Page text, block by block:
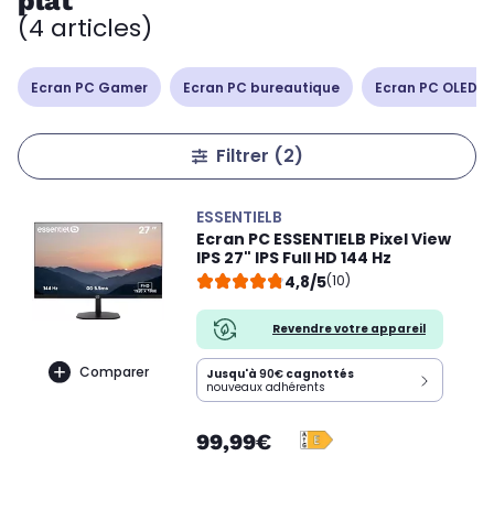
(4 articles)
Ecran PC Gamer Ecran PC bureautique Ecran PC OLED /
Filtrer (2)
Comparer
ESSENTIELB
Ecran PC ESSENTIELB Pixel View
IPS 27" IPS Full HD 144 Hz
4,8/5(10)
Revendre votre appareil
Jusqu'à 90€ cagnottés
nouveaux adhérents
99,99€